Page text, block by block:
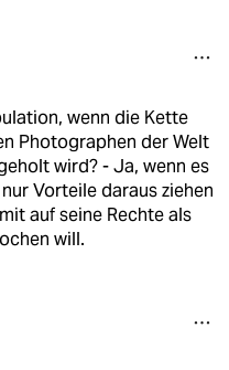
wenn die Kette
Photographen der Welt
wird? - Ja, wenn es
Vorteile daraus ziehen
auf seine Rechte als
will.